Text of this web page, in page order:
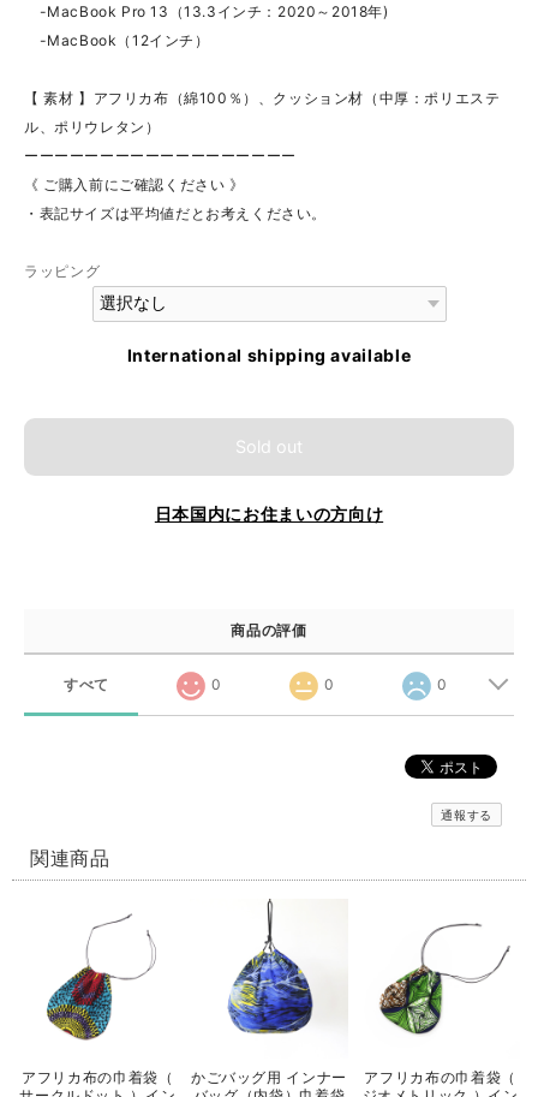
-MacBook Pro 13（13.3インチ：2020～2018年)
-MacBook（12インチ）
【 素材 】アフリカ布（綿100％）、クッション材（中厚：ポリエステ
ル、ポリウレタン）
ーーーーーーーーーーーーーーーーーー
《 ご購入前にご確認ください 》
・表記サイズは平均値だとお考えください。
ラッピング
International shipping available
Sold out
日本国内にお住まいの方向け
商品の評価
すべて 0 0 0
通報する
関連商品
アフリカ布の巾着袋（
かごバッグ用 インナー
アフリカ布の巾着袋（